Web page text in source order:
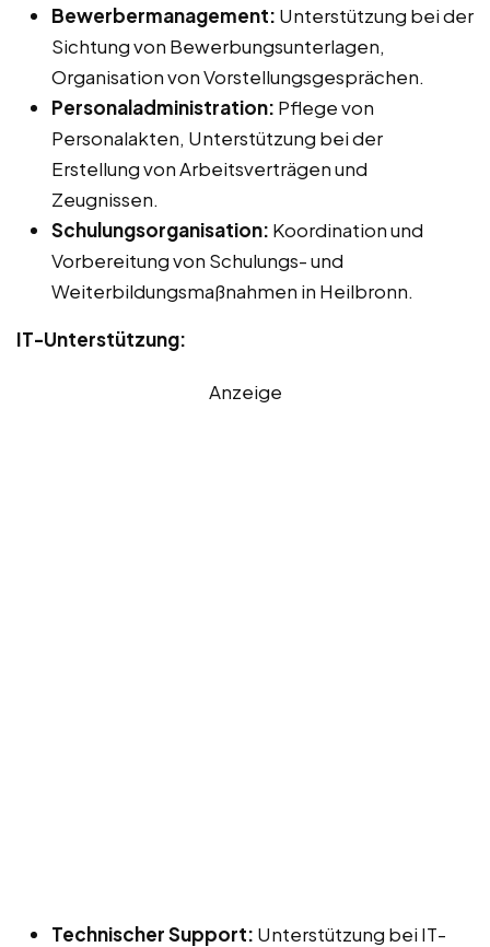
Bewerbermanagement: Unterstützung bei der
Sichtung von Bewerbungsunterlagen,
Organisation von Vorstellungsgesprächen.
Personaladministration: Pflege von
Personalakten, Unterstützung bei der
Erstellung von Arbeitsverträgen und
Zeugnissen.
Schulungsorganisation: Koordination und
Vorbereitung von Schulungs- und
Weiterbildungsmaßnahmen in Heilbronn.
IT-Unterstützung:
Anzeige
Technischer Support: Unterstützung bei IT-